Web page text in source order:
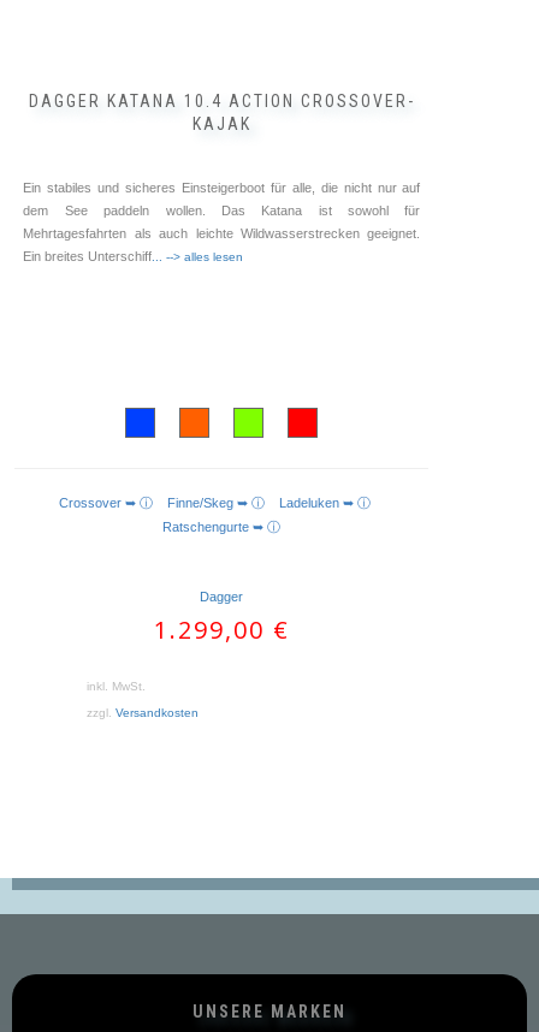
DAGGER KATANA 10.4 ACTION CROSSOVER-
KAJAK
Ein stabiles und sicheres Einsteigerboot für alle, die nicht nur auf
dem See paddeln wollen. Das Katana ist sowohl für
Mehrtagesfahrten als auch leichte Wildwasserstrecken geeignet.
Ein breites Unterschiff ... --> alles lesen
AUSFÜHRUNG WÄHLEN
Crossover ➥ ⓘ Finne/Skeg ➥ ⓘ Ladeluken ➥ ⓘ
Ratschengurte ➥ ⓘ
Dagger
1.299,00 €
inkl. MwSt.
zzgl.Versandkosten
UNSERE MARKEN